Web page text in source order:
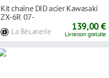
Kit chaîne DID acier Kawasaki
ZX-6R 07-
La Bécanerie 139,00 €
Livraison gratuite